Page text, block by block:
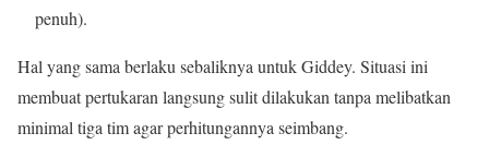
penuh).
Hal yang sama berlaku sebaliknya untuk Giddey. Situasi ini
membuat pertukaran langsung sulit dilakukan tanpa melibatkan
minimal tiga tim agar perhitungannya seimbang.